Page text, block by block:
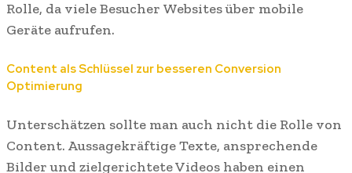
Rolle, da viele Besucher Websites über mobile
Geräte aufrufen.
Content als Schlüssel zur besseren Conversion
Optimierung
Unterschätzen sollte man auch nicht die Rolle von
Content. Aussagekräftige Texte, ansprechende
Bilder und zielgerichtete Videos haben einen